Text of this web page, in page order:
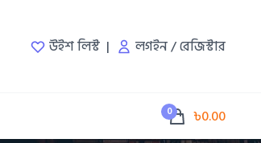
উইশ লিস্ট লগইন/রেজিস্টার
0 ৳0.00